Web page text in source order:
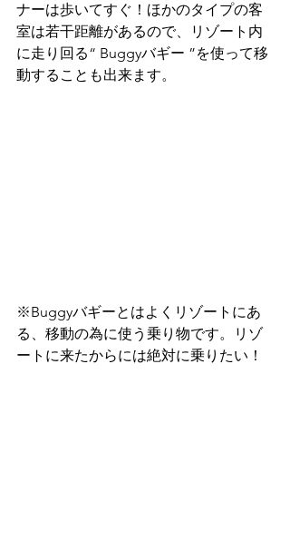
ナーは歩いてすぐ！ほかのタイプの客
室は若干距離があるので、リゾート内
に走り回る“ Buggyバギー ”を使って移
動することも出来ます。
※Buggyバギーとはよくリゾートにあ
る、移動の為に使う乗り物です。リゾ
ートに来たからには絶対に乗りたい！